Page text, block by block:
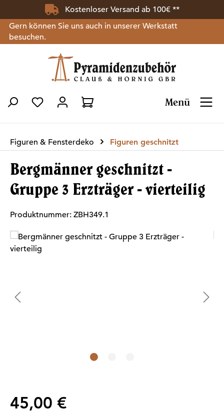
Zum Hauptinhalt springenKostenloser Versand ab 100€ **
Gern können Sie uns auch in unserer Werkstatt
besuchen.
Menü
Du hast 0 Produkte auf dem Merkzettel
Figuren & Fensterdeko Figuren geschnitzt
Bergmänner geschnitzt -
Gruppe 3 Erzträger - vierteilig
Produktnummer: ZBH349.1
Bildergalerie überspringen
Regulärer Preis:
45,00 €